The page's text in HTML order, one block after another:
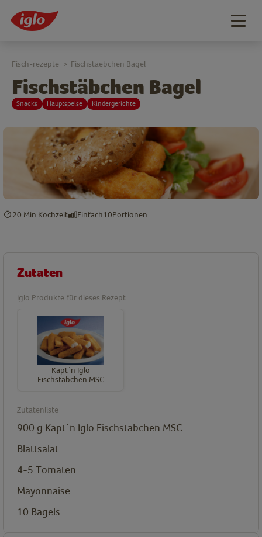
Fischstäbchen Bagel
Snacks Hauptspeise Kindergerichte
Fisch-rezepte > Fischstaebchen Bagel
20 Min. Kochzeit Einfach10Portionen
Zutaten
Iglo Produkte für dieses Rezept
Käpt´n Iglo
Fischstäbchen MSC
Zutatenliste
900 g Käpt´n Iglo Fischstäbchen MSC
Blattsalat
4-5 Tomaten
Mayonnaise
10 Bagels